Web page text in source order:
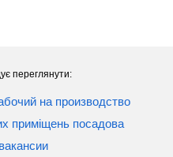
переглянути:
на производство
приміщень посадова